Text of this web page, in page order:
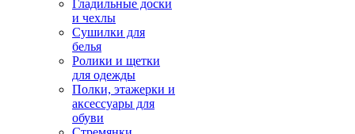
Гладильные доски
и чехлы
Сушилки для
белья
Ролики и щетки
для одежды
Полки, этажерки и
аксессуары для
обуви